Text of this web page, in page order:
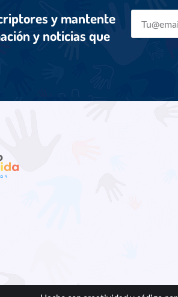
y mantente
y noticias que